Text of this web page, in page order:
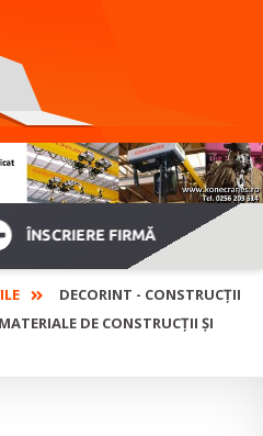
ÎNSCRIERE FIRMĂ
DECORINT - CONSTRUCȚII
DE CONSTRUCȚII ȘI